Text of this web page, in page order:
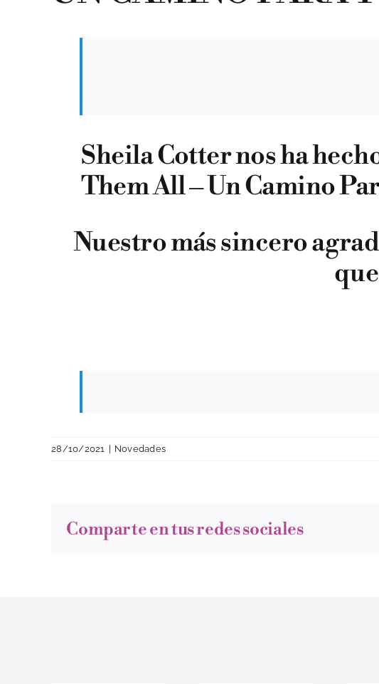
Sheila Cotter nos ha
Them All – Un Camino
Nuestro más sincero
28/10/2021 Novedades
Comparte en tus redes sociales